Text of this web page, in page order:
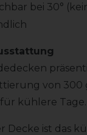
bei 30°
von 300
kühlere Tage.
Decke ist das